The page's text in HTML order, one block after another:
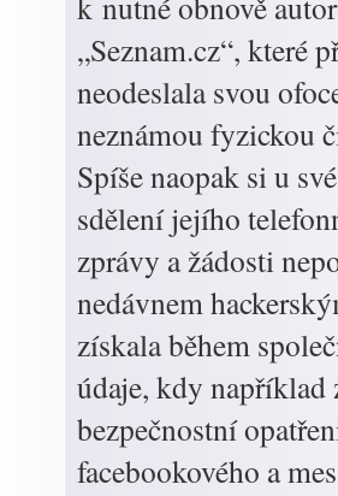
„Seznam.cz“, které
neodeslala svou
neznámou fyzickou
Spíše naopak si u
sdělení jejího
zprávy a žádosti
nedávnem
získala během
údaje, kdy například
bezpečnostní
facebookového a